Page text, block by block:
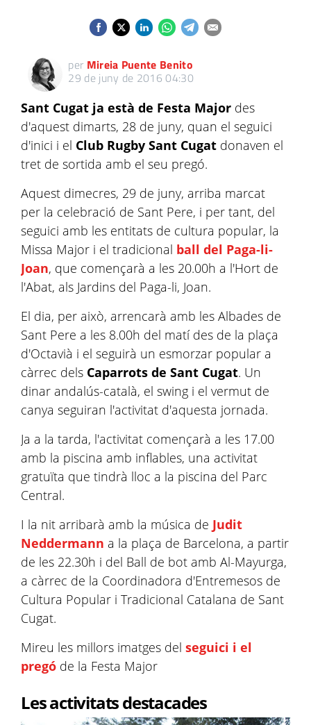
per Mireia Puente Benito
29 de juny de 2016 04:30
Sant Cugat ja està de Festa Major des
d'aquest dimarts, 28 de juny, quan el seguici
d'inici i el Club Rugby Sant Cugat donaven el
tret de sortida amb el seu pregó.
Aquest dimecres, 29 de juny, arriba marcat
per la celebració de Sant Pere, i per tant, del
seguici amb les entitats de cultura popular, la
Missa Major i el tradicional ball del Paga-li-
Joan, que començarà a les 20.00h a l'Hort de
l'Abat, als Jardins del Paga-li, Joan.
El dia, per això, arrencarà amb les Albades de
Sant Pere a les 8.00h del matí des de la plaça
d'Octavià i el seguirà un esmorzar popular a
càrrec dels Caparrots de Sant Cugat. Un
dinar andalús-català, el swing i el vermut de
canya seguiran l'activitat d'aquesta jornada.
Ja a la tarda, l'activitat començarà a les 17.00
amb la piscina amb inflables, una activitat
gratuïta que tindrà lloc a la piscina del Parc
Central.
I la nit arribarà amb la música de Judit
Neddermann a la plaça de Barcelona, a partir
de les 22.30h i del Ball de bot amb Al-Mayurga,
a càrrec de la Coordinadora d'Entremesos de
Cultura Popular i Tradicional Catalana de Sant
Cugat.
Mireu les millors imatges del seguici i el
pregó de la Festa Major
Les activitats destacades